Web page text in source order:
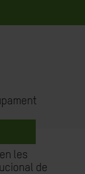
les
de